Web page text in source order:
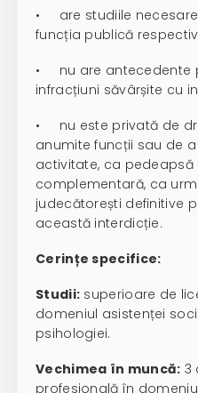
• are studiile
funcția publică
• nu are antecedente
infracțiuni săvârșite cu
• nu este privată de
anumite funcții sau de
activitate, ca pedeapsă
complementară, ca
judecătorești definitive
această interdicție.
Cerințe specifice:
Studii: superioare de
domeniul asistenței
psihologiei.
Vechimea în muncă: 3
profesională în